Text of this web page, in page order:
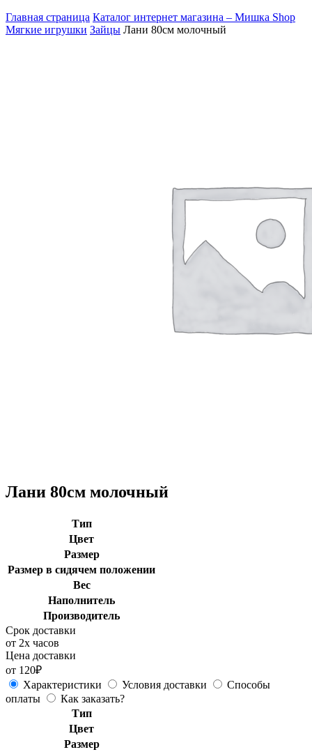
Главная страница Каталог интернет магазина – Мишка Shop
Мягкие игрушки Зайцы Лани 80см молочный
Лани 80см молочный
Тип
Цвет
Размер
Размер в сидячем положении
Вес
Наполнитель
Производитель
Срок доставки
от 2х часов
Цена доставки
от 120₽
Характеристики
Условия доставки
Способы
оплаты
Как заказать?
Тип
Цвет
Размер